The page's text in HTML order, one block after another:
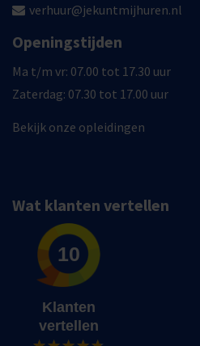
verhuur@jekuntmijhuren.nl
Openingstijden
Ma t/m vr: 07.00 tot 17.30 uur
Zaterdag: 07.30 tot 17.00 uur
Bekijk onze opleidingen
Wat klanten vertellen
10
Klanten
vertellen